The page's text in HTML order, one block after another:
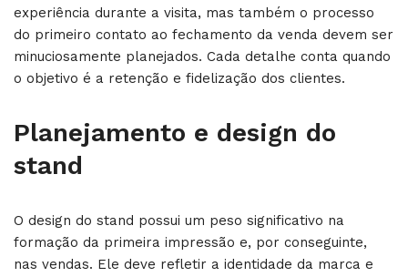
experiência durante a visita, mas também o processo
do primeiro contato ao fechamento da venda devem ser
minuciosamente planejados. Cada detalhe conta quando
o objetivo é a retenção e fidelização dos clientes.
Planejamento e design do
stand
O design do stand possui um peso significativo na
formação da primeira impressão e, por conseguinte,
nas vendas. Ele deve refletir a identidade da marca e